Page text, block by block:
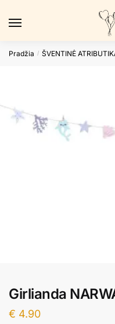
Pradžia / ŠVENTINĖ
Girlianda
€ 4.90